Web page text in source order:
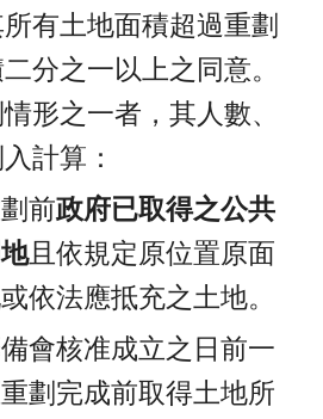
所有土地面積超過重劃
分之一以上之同意。
形之一者，其人數、
計算：
前政府已取得之公共
且依規定原位置原面
依法應抵充之土地。
會核准成立之日前一
劃完成前取得土地所